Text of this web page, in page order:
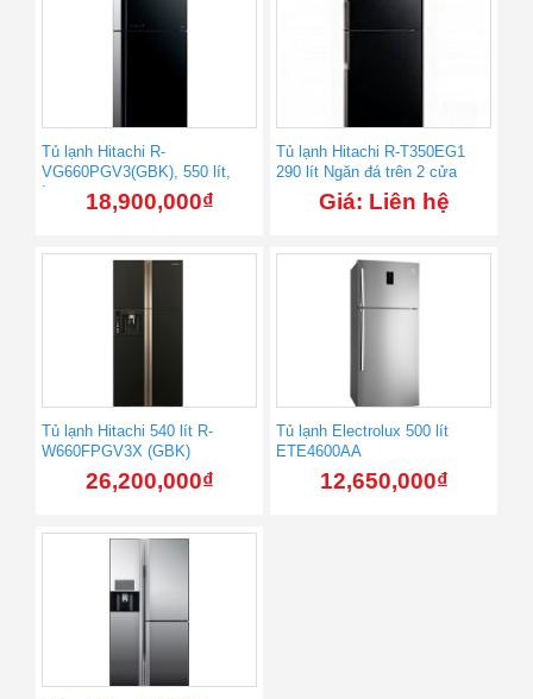
Tủ lạnh Hitachi R-
VG660PGV3(GBK), 550 lít,
Inverter18,900,000₫
Tủ lạnh Hitachi R-T350EG1
290 lít Ngăn đá trên 2 cửa
Giá: Liên hệ
Tủ lạnh Hitachi 540 lít R-
W660FPGV3X (GBK)
26,200,000₫
Tủ lạnh Electrolux 500 lít
ETE4600AA
12,650,000₫